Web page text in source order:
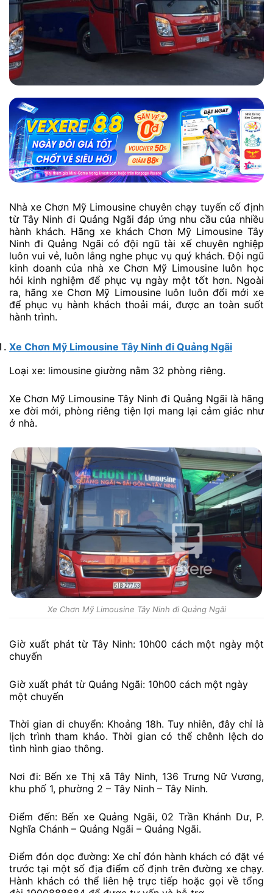
Nhà xe Chơn Mỹ Limousine chuyên chạy tuyến cố định
từ Tây Ninh đi Quảng Ngãi đáp ứng nhu cầu của nhiều
hành khách. Hãng xe khách Chơn Mỹ Limousine Tây
Ninh đi Quảng Ngãi có đội ngũ tài xế chuyên nghiệp
luôn vui vẻ, luôn lắng nghe phục vụ quý khách. Đội ngũ
kinh doanh của nhà xe Chơn Mỹ Limousine luôn học
hỏi kinh nghiệm để phục vụ ngày một tốt hơn. Ngoài
ra, hãng xe Chơn Mỹ Limousine luôn luôn đổi mới xe
để phục vụ hành khách thoải mái, được an toàn suốt
hành trình.
Xe Chơn Mỹ Limousine Tây Ninh đi Quảng Ngãi
Loại xe: limousine giường nằm 32 phòng riêng.
Xe Chơn Mỹ Limousine Tây Ninh đi Quảng Ngãi là hãng
xe đời mới, phòng riêng tiện lợi mang lại cảm giác như
ở nhà.
Xe Chơn Mỹ Limousine Tây Ninh đi Quảng Ngãi
Giờ xuất phát từ Tây Ninh: 10h00 cách một ngày một
chuyến
Giờ xuất phát từ Quảng Ngãi: 10h00 cách một ngày
một chuyến
Thời gian di chuyển: Khoảng 18h. Tuy nhiên, đây chỉ là
lịch trình tham khảo. Thời gian có thể chênh lệch do
tình hình giao thông.
Nơi đi: Bến xe Thị xã Tây Ninh, 136 Trưng Nữ Vương,
khu phố 1, phường 2 – Tây Ninh – Tây Ninh.
Điểm đến: Bến xe Quảng Ngãi, 02 Trần Khánh Dư, P.
Nghĩa Chánh – Quảng Ngãi – Quảng Ngãi.
Điểm đón dọc đường: Xe chỉ đón hành khách có đặt vé
trước tại một số địa điểm cố định trên đường xe chạy.
Hành khách có thể liên hệ trực tiếp hoặc gọi về tổng